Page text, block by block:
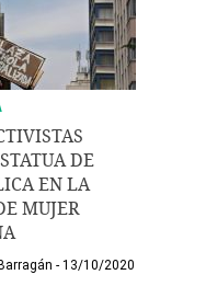
DE
EN LA
MUJER
13/10/2020